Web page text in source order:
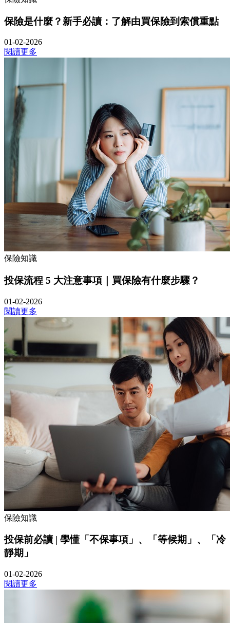
保險是什麼？新手必讀：了解由買保險到索償重點
01-02-2026
閱讀更多
保險知識
投保流程 5 大注意事項｜買保險有什麼步驟？
01-02-2026
閱讀更多
保險知識
投保前必讀 | 學懂「不保事項」、「等候期」、「冷
靜期」
01-02-2026
閱讀更多